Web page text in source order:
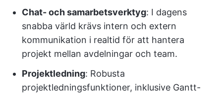
Chat- och samarbetsverktyg: I dagens
snabba värld krävs intern och extern
kommunikation i realtid för att hantera
projekt mellan avdelningar och team.
Projektledning: Robusta
projektledningsfunktioner, inklusive Gantt-